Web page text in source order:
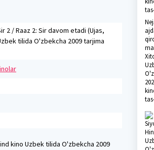
2 / Raaz 2: Sir davom etadi (Ujas,
tilida O'zbekcha 2009 tarjima
kino Uzbek tilida O'zbekcha 2009